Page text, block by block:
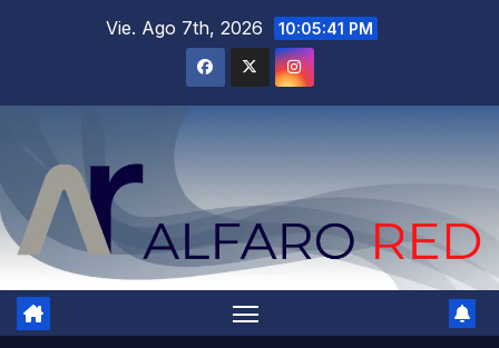
Vie. Ago 7th, 2026 10:05:43 PM